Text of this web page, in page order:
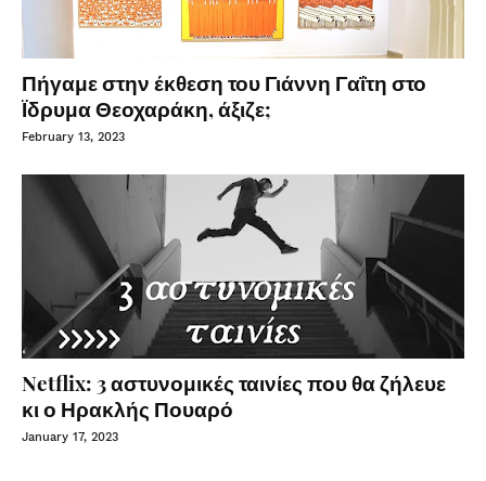
Πήγαμε στην έκθεση του Γιάννη Γαΐτη στο
Ϊδρυμα Θεοχαράκη, άξιζε;
February 13, 2023
Netflix: 3 αστυνομικές ταινίες που θα ζήλευε
κι ο Ηρακλής Πουαρό
January 17, 2023